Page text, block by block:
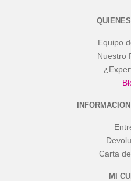
Equipo
Nuestro
Carta
MI